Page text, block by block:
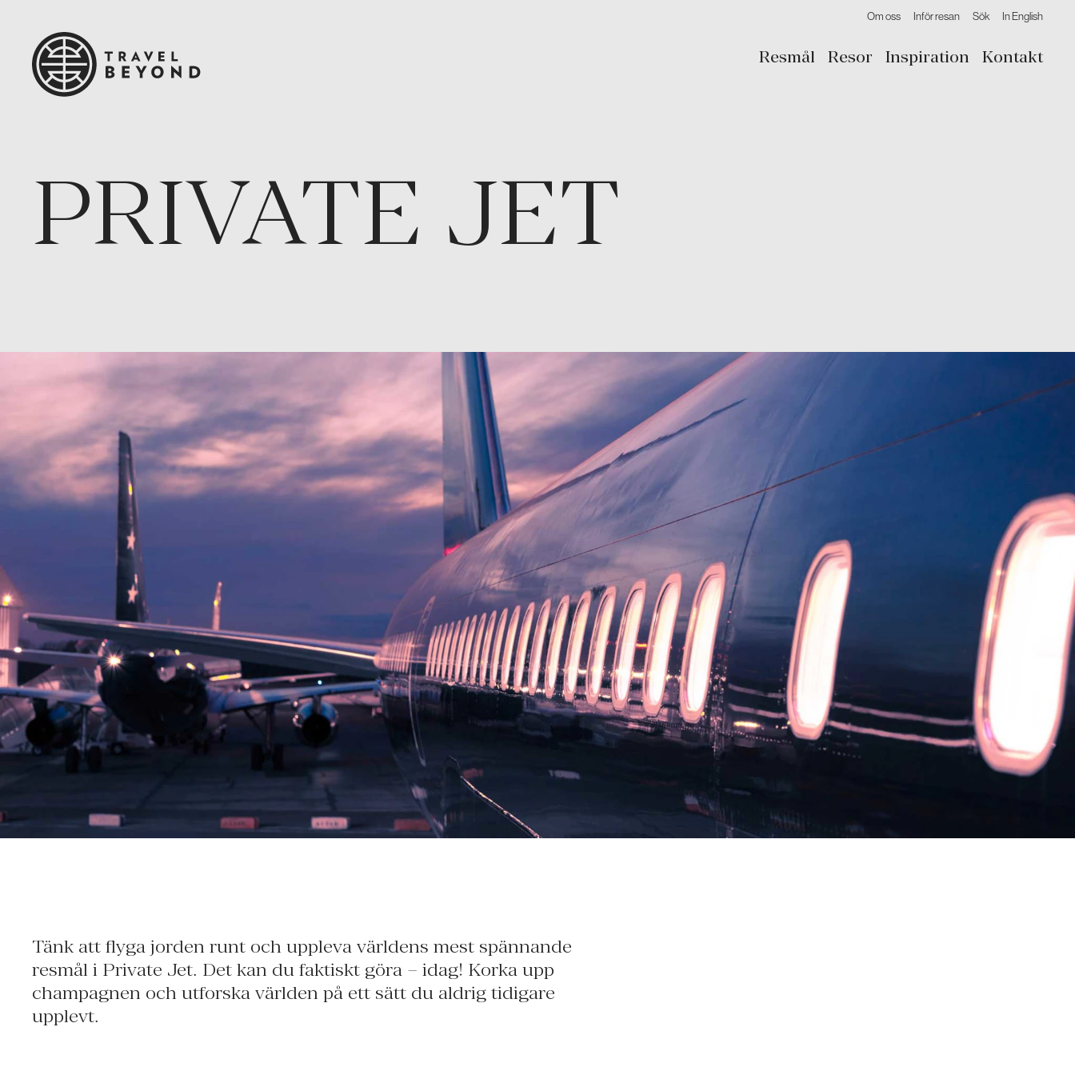
Om oss Inför resan Sök In English
Resmål Resor Inspiration Kontakt
PRIVATE JET
Tänk att flyga jorden runt och uppleva världens mest spännande
resmål i Private Jet. Det kan du faktiskt göra – idag! Korka upp
champagnen och utforska världen på ett sätt du aldrig tidigare
upplevt.